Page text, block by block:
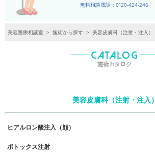
無料相談電話：0120-424-246
美容医療相談室 > 施術から探す > 美容皮膚科（注射・注入）
美容皮膚科（注射・注入）
ヒアルロン酸注入（顔）
ボトックス注射